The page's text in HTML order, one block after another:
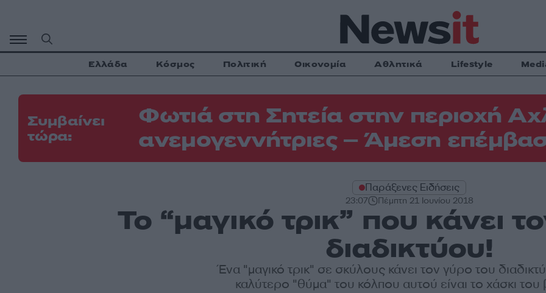
περιεχόμενο
Ελλάδα Κόσμος Πολιτική Οικονομία Αθλητικά Lifestyle
Συμβαίνει
τώρα:
Φωτιά στη Σητεία στην περιοχή
ανεμογεννήτριες – Άμεση
Παράξενες Ειδήσεις
23:07 Πέμπτη 21 Ιουνίου 2018
Το “μαγικό τρικ” που κάνει
διαδικτύου!
Ένα "μαγικό τρικ" σε σκύλους κάνει τον γύρο του
καλύτερο "θύμα" του κόλπου αυτού είναι το χάσκι του